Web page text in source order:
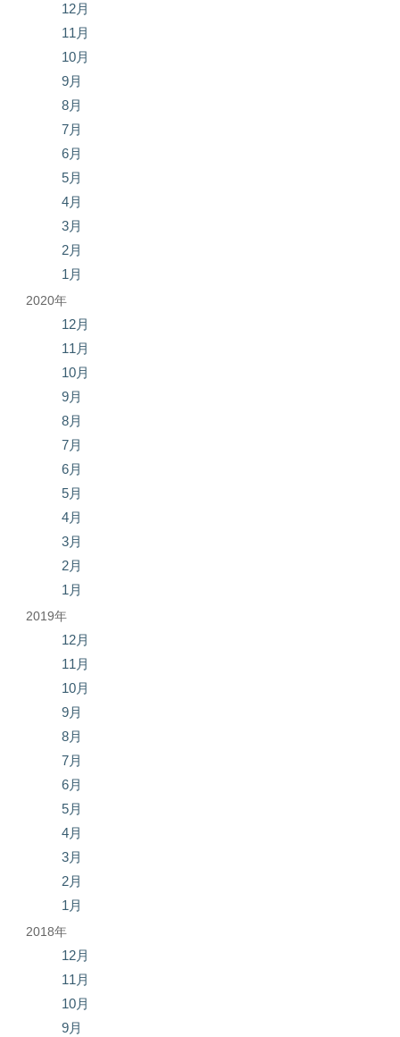
12月
11月
10月
9月
8月
7月
6月
5月
4月
3月
2月
1月
2020年
12月
11月
10月
9月
8月
7月
6月
5月
4月
3月
2月
1月
2019年
12月
11月
10月
9月
8月
7月
6月
5月
4月
3月
2月
1月
2018年
12月
11月
10月
9月